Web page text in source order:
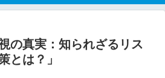
の真実：知られざるリス
とは？」